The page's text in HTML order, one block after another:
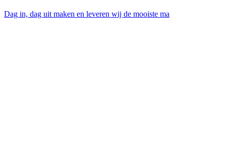
Dag in, dag uit maken en leveren wij de mooiste ma